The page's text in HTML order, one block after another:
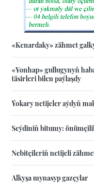
«Kenardaky» zähmet
«Yonhap» gullugynyň
täsirleri bilen paýlaşdy
Ýokary netijeler aýdyň
Seýdiniň bitumy:
Nebitçileriň netijeli
Alkyşa mynasyp gazçylar